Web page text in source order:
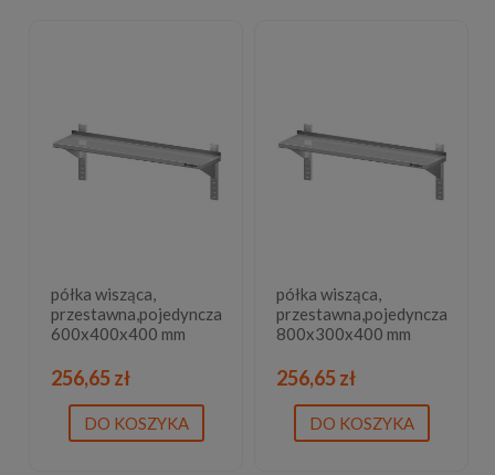
półka wisząca,
przestawna,pojedyncza
600x400x400 mm
256,65 zł
DO KOSZYKA
półka wisząca,
przestawna,pojedyncza
800x300x400 mm
256,65 zł
DO KOSZYKA